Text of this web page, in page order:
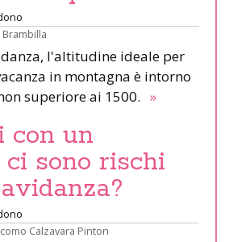
l'altitudine ideale per
in montagna è intorno
superiore ai 1500. »
con un
sono rischi
Calzavara Pinton